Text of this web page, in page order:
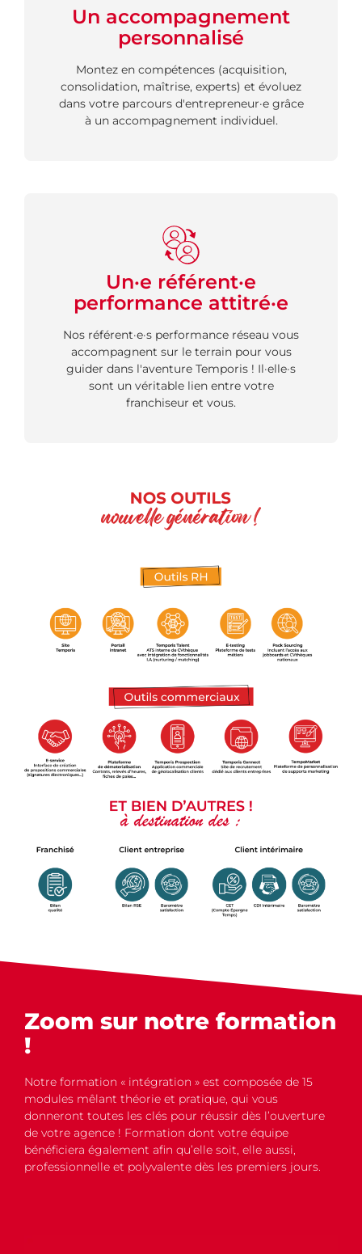
Un accompagnement
personnalisé
Montez en compétences (acquisition,
consolidation, maîtrise, experts) et évoluez
dans votre parcours d'entrepreneur·e grâce
à un accompagnement individuel.
Un·e référent·e
performance attitré·e
Nos référent·e·s performance réseau vous
accompagnent sur le terrain pour vous
guider dans l'aventure Temporis ! Il·elle·s
sont un véritable lien entre votre
franchiseur et vous.
Zoom sur notre formation
!
Notre formation « intégration » est composée de 15
modules mêlant théorie et pratique, qui vous
donneront toutes les clés pour réussir dès l’ouverture
de votre agence ! Formation dont votre équipe
bénéficiera également afin qu’elle soit, elle aussi,
professionnelle et polyvalente dès les premiers jours.